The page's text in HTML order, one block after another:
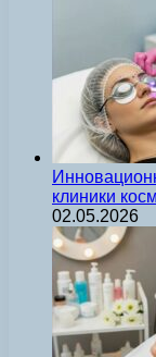
клиники
02.05.2026